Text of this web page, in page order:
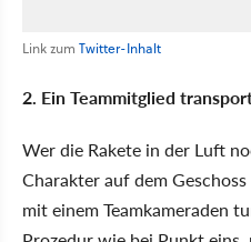
Link zum Twitter-Inhalt
2. Ein Teammitglied
Wer die Rakete in der Luft
Charakter auf dem
mit einem Teamkameraden